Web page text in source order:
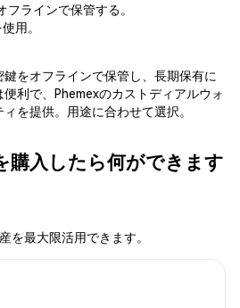
ラインで保管する。
用。
をオフラインで保管し、長期保有に
利で、Phemexのカストディアルウォ
を提供。用途に合わせて選択。
購入したら何ができます
を最大限活用できます。